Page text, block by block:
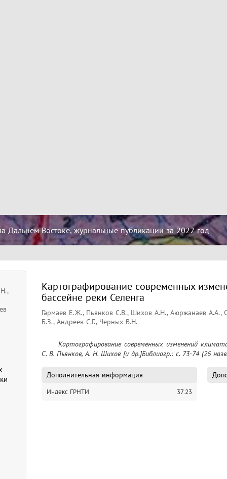
Дальнем Востоке, журнальные публикации за 2022 год
Картографирование современных
бассейне реки Селенга
Гармаев Е.Ж., Пьянков С.В., Шихов А.Н., Аюржанаев
Б.З., Андреев С.Г., Черных В.Н.
С. В. Пьянков, А. Н. Шихов [и др.]Библиогр.: с. 73-74 (26
Дополнительная информация
Индекс ГРНТИ 37.23